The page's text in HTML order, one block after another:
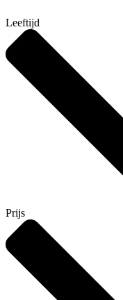
Leeftijd
Prijs